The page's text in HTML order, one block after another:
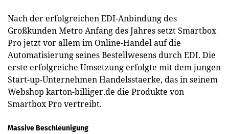
Nach der erfolgreichen EDI-Anbindung des
Großkunden Metro Anfang des Jahres setzt Smartbox
Pro jetzt vor allem im Online-Handel auf die
Automatisierung seines Bestellwesens durch EDI. Die
erste erfolgreiche Umsetzung erfolgte mit dem jungen
Start-up-Unternehmen Handelsstaerke, das in seinem
Webshop karton-billiger.de die Produkte von
Smartbox Pro vertreibt.
Massive Beschleunigung